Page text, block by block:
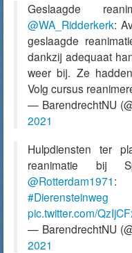
Geslaagde
@WA_Ridderkerk:
geslaagde
dankzij adequaat
weer bij. Ze
Volg cursus
— BarendrechtNU
2021
Hulpdiensten ter
reanimatie bij
@Rotterdam1971
#Dierensteinweg
pic.twitter.com/
— BarendrechtNU
2021